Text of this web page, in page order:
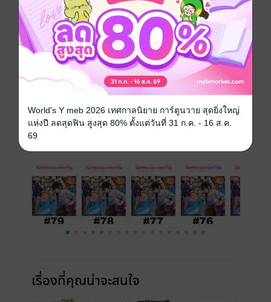
ซีรีส์ Flying Witch วันธรรมดาของแม่มดว้าวุ่น (รายตอน)
ประเภทไฟล์ pdf
วันที่วางขาย 27 กรกฎาคม 2565
28 หน้า
ราคาปก 10 บาท
เล่มอื่นๆ ในซีรีส์
เรื่องที่คุณน่าจะสนใจ
World's Y meb 2026 เทศกาลนิยาย การ์ตูนวาย สุดยิ่งใหญ่
แห่งปี ลดสุดฟิน สูงสุด 80% ตั้งแต่วันที่ 31 ก.ค. - 16 ส.ค.
69